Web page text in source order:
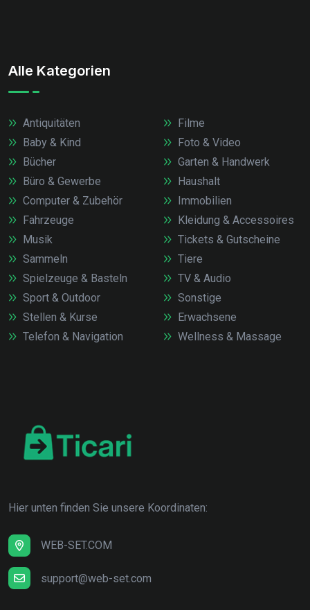
Alle Kategorien
Antiquitäten
Baby & Kind
Bücher
Büro & Gewerbe
Computer & Zubehör
Fahrzeuge
Filme
Foto & Video
Garten & Handwerk
Haushalt
Immobilien
Kleidung & Accessoires
Musik
Sammeln
Spielzeuge & Basteln
Sport & Outdoor
Stellen & Kurse
Telefon & Navigation
Tickets & Gutscheine
Tiere
TV & Audio
Sonstige
Erwachsene
Wellness & Massage
Hier unten finden Sie unsere Koordinaten:
WEB-SET.COM
support@web-set.com